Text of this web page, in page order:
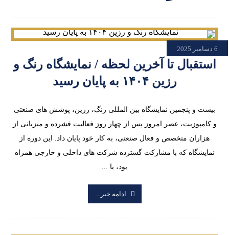
استقبال تا آخرین لحظه / نمایشگاه رنگ و
رزین ۱۴۰۴ به پایان رسید
6 دسامبر 2025
بیست و پنجمین نمایشگاه بین المللی رنگ، رزین، پوشش های صنعتی
و کامپوزیت، عصر امروز پس از چهار روز فعالیت فشرده و میزبانی از
هزاران متخصص و فعال صنعتی، به کار خود پایان داد. این دوره از
نمایشگاه که با مشارکت گسترده شرکت های داخلی و خارجی همراه
بود، با ...
ادامه خبر...